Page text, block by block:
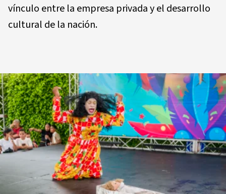
vínculo entre la empresa privada y el desarrollo
cultural de la nación.